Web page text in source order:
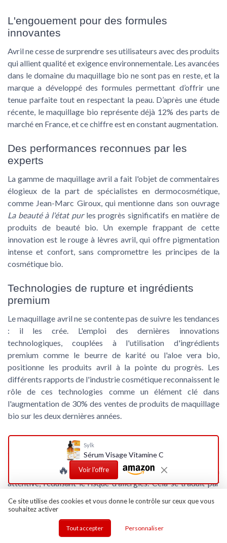
L'engouement pour des formules
innovantes
Avril ne cesse de surprendre ses utilisateurs avec des produits
qui allient qualité et exigence environnementale. Les avancées
dans le domaine du maquillage bio ne sont pas en reste, et la
marque a développé des formules permettant d’offrir une
tenue parfaite tout en respectant la peau. D’après une étude
récente, le maquillage bio représente déjà 12% des parts de
marché en France, et ce chiffre est en constant augmentation.
Des performances reconnues par les
experts
La gamme de maquillage avril a fait l'objet de commentaires
élogieux de la part de spécialistes en dermocosmétique,
comme Jean-Marc Giroux, qui mentionne dans son ouvrage
La beauté à l'état purles progrès significatifs en matière de
produits de beauté bio. Un exemple frappant de cette
innovation est le rouge à lèvres avril, qui offre pigmentation
intense et confort, sans compromettre les principes de la
cosmétique bio.
Technologies de rupture et ingrédients
premium
Le maquillage avril ne se contente pas de suivre les tendances
: il les crée. L'emploi des dernières innovations
technologiques, couplées à l'utilisation d'ingrédients
premium comme le beurre de karité ou l'aloe vera bio,
positionne les produits avril à la pointe du progrès. Les
différents rapports de l'industrie cosmétique reconnaissent le
rôle de ces technologies comme un élément clé dans
l'augmentation de 30% des ventes de produits de maquillage
bio sur les deux dernières années.
Le risque des allergies réduit grâce à des
compositions étudiées
Les cosmétiques avril sont appréciés pour leur formulation
attentive, réduisant le risque d'allergies. Cela se traduit par
comme le mascara bio certifié qui minimise les irritations
oculaires. Le respect des normes strictes en matière de
composition garantit aux femmes et aux enfants de profiter
Sylk
Sérum Visage Vitamine C
🔥 Voir l'offre
Ce site utilise des cookies et vous donne le contrôle sur ceux que vous
souhaitez activer
Tout accepter Personnaliser